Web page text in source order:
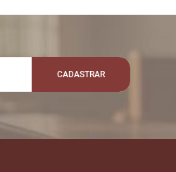
VALOR
CADASTRAR